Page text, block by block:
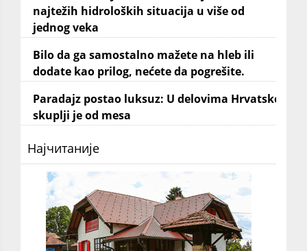
najtežih hidroloških situacija u više od
jednog veka
Bilo da ga samostalno mažete na hleb ili
dodate kao prilog, nećete da pogrešite.
Paradajz postao luksuz: U delovima Hrvatske
skuplji je od mesa
Најчитаније